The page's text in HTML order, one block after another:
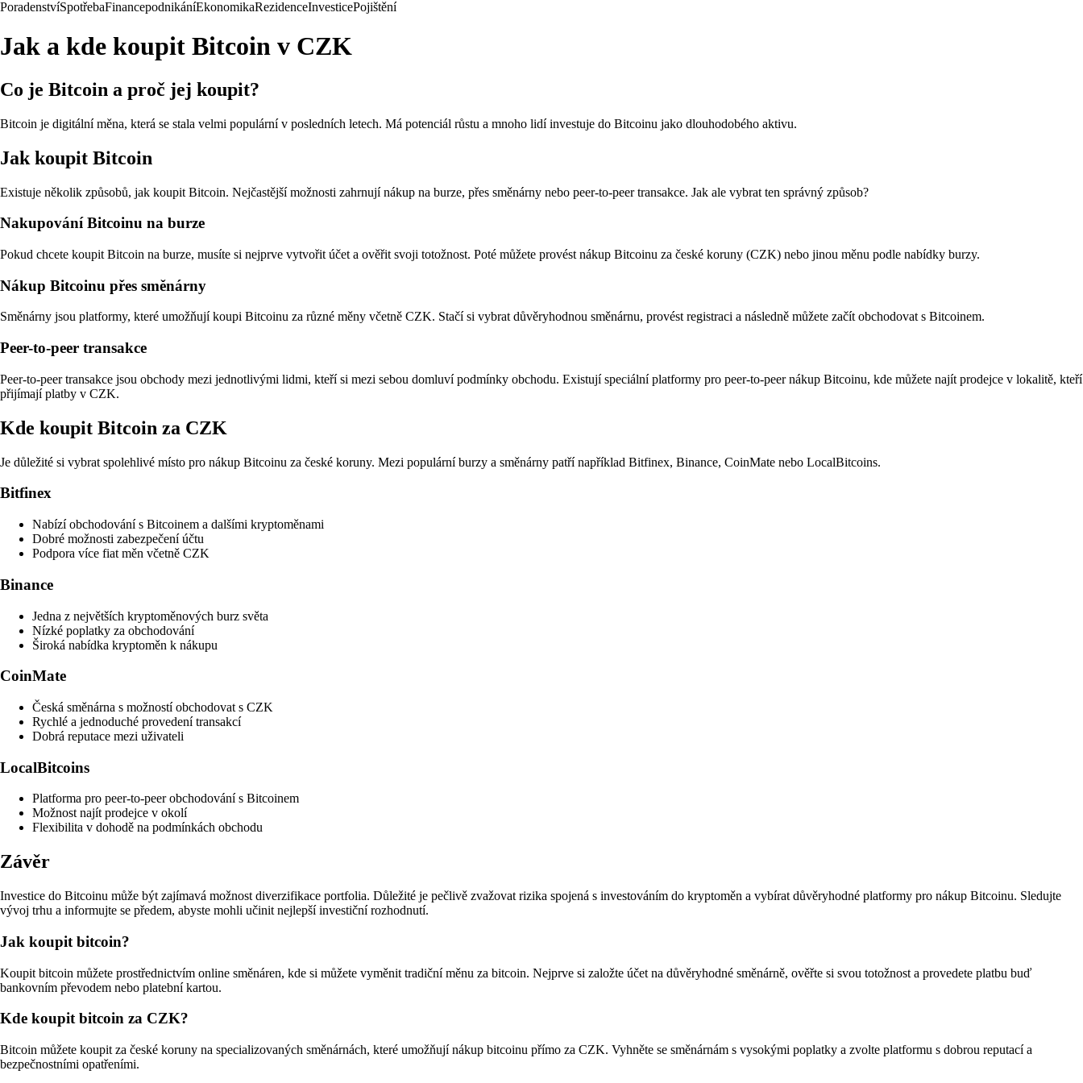
PoradenstvíSpotřebaFinancepodnikáníEkonomikaRezidenceInvesticePojištění
Jak a kde koupit Bitcoin v CZK
Co je Bitcoin a proč jej koupit?
Bitcoin je digitální měna, která se stala velmi populární v posledních letech. Má potenciál růstu a mnoho lidí investuje do Bitcoinu jako dlouhodobého aktivu.
Jak koupit Bitcoin
Existuje několik způsobů, jak koupit Bitcoin. Nejčastější možnosti zahrnují nákup na burze, přes směnárny nebo peer-to-peer transakce. Jak ale vybrat ten správný způsob?
Nakupování Bitcoinu na burze
Pokud chcete koupit Bitcoin na burze, musíte si nejprve vytvořit účet a ověřit svoji totožnost. Poté můžete provést nákup Bitcoinu za české koruny (CZK) nebo jinou měnu podle nabídky burzy.
Nákup Bitcoinu přes směnárny
Směnárny jsou platformy, které umožňují koupi Bitcoinu za různé měny včetně CZK. Stačí si vybrat důvěryhodnou směnárnu, provést registraci a následně můžete začít obchodovat s Bitcoinem.
Peer-to-peer transakce
Peer-to-peer transakce jsou obchody mezi jednotlivými lidmi, kteří si mezi sebou domluví podmínky obchodu. Existují speciální platformy pro peer-to-peer nákup Bitcoinu, kde můžete najít prodejce v lokalitě, kteří
přijímají platby v CZK.
Kde koupit Bitcoin za CZK
Je důležité si vybrat spolehlivé místo pro nákup Bitcoinu za české koruny. Mezi populární burzy a směnárny patří například Bitfinex, Binance, CoinMate nebo LocalBitcoins.
Bitfinex
Nabízí obchodování s Bitcoinem a dalšími kryptoměnami
Dobré možnosti zabezpečení účtu
Podpora více fiat měn včetně CZK
Binance
Jedna z největších kryptoměnových burz světa
Nízké poplatky za obchodování
Široká nabídka kryptoměn k nákupu
CoinMate
Česká směnárna s možností obchodovat s CZK
Rychlé a jednoduché provedení transakcí
Dobrá reputace mezi uživateli
LocalBitcoins
Platforma pro peer-to-peer obchodování s Bitcoinem
Možnost najít prodejce v okolí
Flexibilita v dohodě na podmínkách obchodu
Závěr
Investice do Bitcoinu může být zajímavá možnost diverzifikace portfolia. Důležité je pečlivě zvažovat rizika spojená s investováním do kryptoměn a vybírat důvěryhodné platformy pro nákup Bitcoinu. Sledujte
vývoj trhu a informujte se předem, abyste mohli učinit nejlepší investiční rozhodnutí.
Jak koupit bitcoin?
Koupit bitcoin můžete prostřednictvím online směnáren, kde si můžete vyměnit tradiční měnu za bitcoin. Nejprve si založte účet na důvěryhodné směnárně, ověřte si svou totožnost a provedete platbu buď
bankovním převodem nebo platební kartou.
Kde koupit bitcoin za CZK?
Bitcoin můžete koupit za české koruny na specializovaných směnárnách, které umožňují nákup bitcoinu přímo za CZK. Vyhněte se směnárnám s vysokými poplatky a zvolte platformu s dobrou reputací a
bezpečnostními opatřeními.